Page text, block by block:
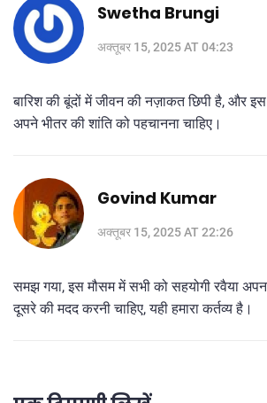
Swetha Brungi
अक्तूबर 15, 2025 AT 04:23
बारिश की बूंदों में जीवन की नज़ाकत छिपी है, और
अपने भीतर की शांति को पहचानना चाहिए।
Govind Kumar
अक्तूबर 15, 2025 AT 22:26
समझ गया, इस मौसम में सभी को सहयोगी रवैया
दूसरे की मदद करनी चाहिए, यही हमारा कर्तव्य है।